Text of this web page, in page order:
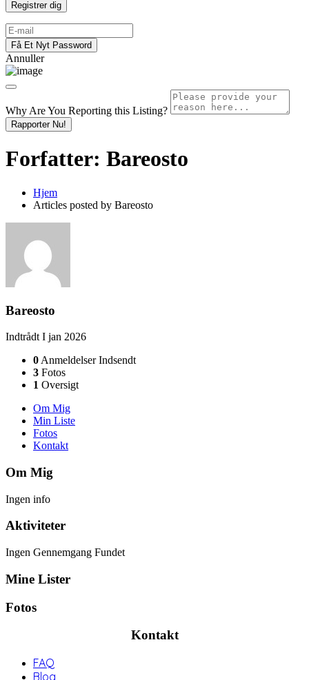
Annuller
Why Are You Reporting this Listing?
Rapporter Nu!
Forfatter: Bareosto
Hjem
Articles posted by Bareosto
Bareosto
Indtrådt I jan 2026
0 Anmeldelser Indsendt
3 Fotos
1 Oversigt
Om Mig
Min Liste
Fotos
Kontakt
Om Mig
Ingen info
Aktiviteter
Ingen Gennemgang Fundet
Mine Lister
Fotos
Kontakt
FAQ
Blog